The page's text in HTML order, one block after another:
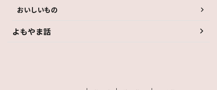
おいしいもの
よもやま話